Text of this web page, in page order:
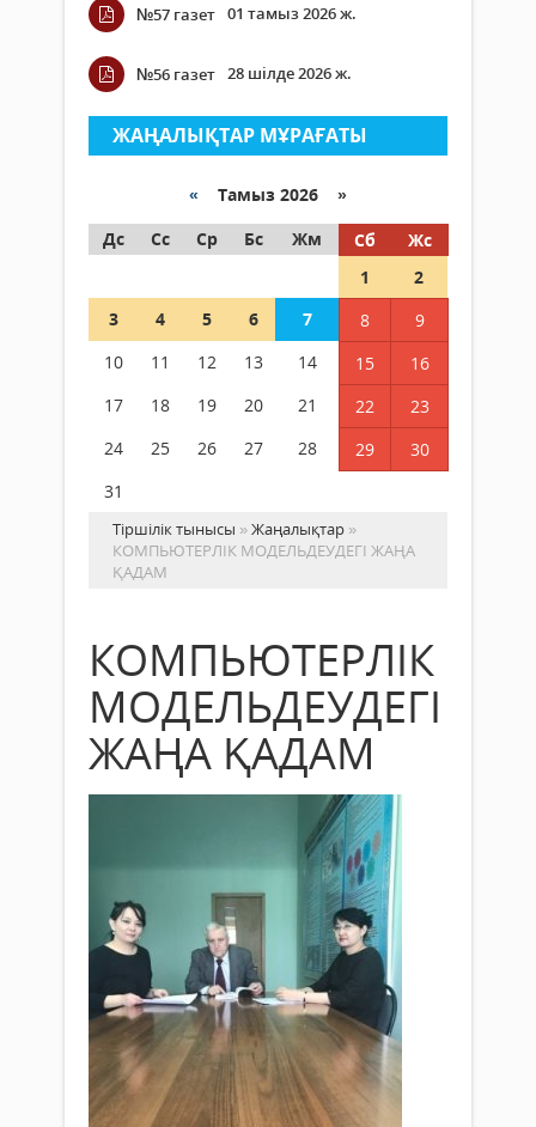
№57 газет 01 тамыз 2026 ж.
№56 газет 28 шілде 2026 ж.
ЖАҢАЛЫҚТАР МҰРАҒАТЫ
« Тамыз 2026 »
Дс
Сс Ср Бс Жм Сб
Жс
1
2
3
4 5 6 7 8
9
10
11 12 13 14 15
16
17
18 19 20 21 22
23
24
25 26 27 28 29
30
31
Тіршілік тынысы »Жаңалықтар »
КОМПЬЮТЕРЛІК МОДЕЛЬДЕУДЕГІ ЖАҢА
ҚАДАМ
КОМПЬЮТЕРЛІК
МОДЕЛЬДЕУДЕГІ
ЖАҢА ҚАДАМ